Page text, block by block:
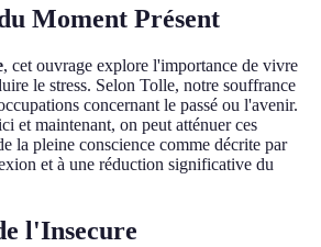
Moment Présent
, cet ouvrage explore l'importance de vivre
le stress. Selon Tolle, notre souffrance
concernant le passé ou l'avenir.
et maintenant, on peut atténuer ces
la pleine conscience comme décrite par
et à une réduction significative du
l'Insecure